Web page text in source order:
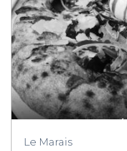
Le Marais